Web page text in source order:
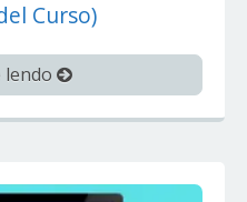
Curso)
lendo